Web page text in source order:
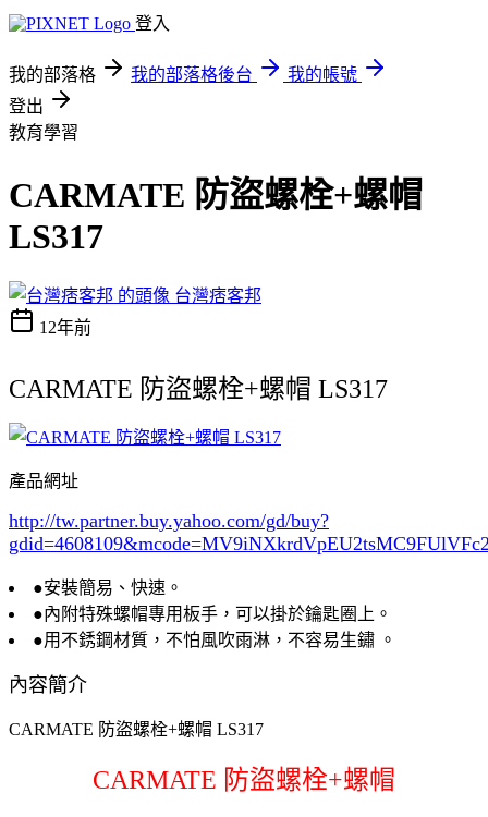
登入
我的部落格 我的部落格後台
我的帳號
登出
教育學習
CARMATE 防盜螺栓+螺帽
LS317
台灣痞客邦
12年前
CARMATE 防盜螺栓+螺帽 LS317
產品網址
http://tw.partner.buy.yahoo.com/gd/buy?
gdid=4608109
●安裝簡易、快速。
●內附特殊螺帽專用板手，可以掛於鑰匙圈上。
●用不銹鋼材質，不怕風吹雨淋，不容易生鏽 。
內容簡介
CARMATE 防盜螺栓+螺帽 LS317
CARMATE 防盜螺栓+螺帽